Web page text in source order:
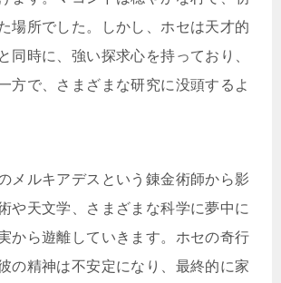
場所でした。しかし、ホセは天才的
同時に、強い探求心を持っており、
方で、さまざまな研究に没頭するよ
メルキアデスという錬金術師から影
や天文学、さまざまな科学に夢中に
から遊離していきます。ホセの奇行
の精神は不安定になり、最終的に家